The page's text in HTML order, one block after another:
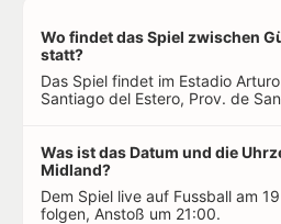
Wo findet das Spiel zwischen
statt?
Das Spiel findet im Estadio
Santiago del Estero, Prov. de
Was ist das Datum und die
Midland?
Dem Spiel live auf Fussball am
folgen, Anstoß um 21:00.